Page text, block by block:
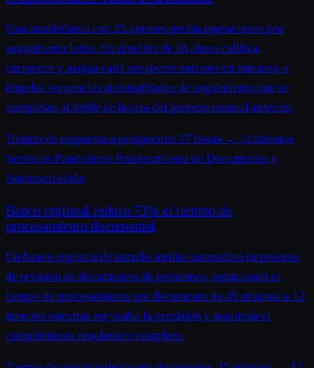
Una inmobiliaria con 25 agentes perdía operaciones por
seguimiento lento. Un pipeline de IA ahora califica,
enriquece y asigna cada prospecto entrante en minutos, e
impulsa secuencias automatizadas de seguimiento que se
completan al doble de la tasa del proceso manual anterior.
Tiempo de respuesta a prospectos: 37 horas → 12 minutos
Servicios Financieros Procesamiento de Documentos y
Automatización
Banco regional reduce 73% el tiempo de
procesamiento documental
Un banco regional de tamaño medio automatizó su proceso
de revisión de documentos de préstamos, reduciendo el
tiempo de procesamiento por documento de 45 minutos a 12
minutos mientras mejoraba la precisión y mantenía el
cumplimiento regulatorio completo.